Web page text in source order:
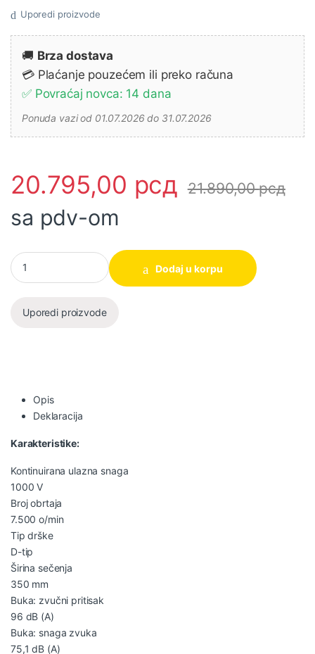
Uporedi proizvode
🚚 Brza dostava
💳 Plaćanje pouzećem ili preko računa
✅ Povraćaj novca: 14 dana
Ponuda vazi od 01.07.2026 do 31.07.2026
20.795,00 рсд 21.890,00рсд
sa pdv-om
Makita UR3501 Električna kosa količina
Dodaj u korpu
Uporedi proizvode
Opis
Deklaracija
Karakteristike:
Kontinuirana ulazna snaga
1000 V
Broj obrtaja
7.500 o/min
Tip drške
D-tip
Širina sečenja
350 mm
Buka: zvučni pritisak
96 dB (A)
Buka: snaga zvuka
75,1 dB (A)